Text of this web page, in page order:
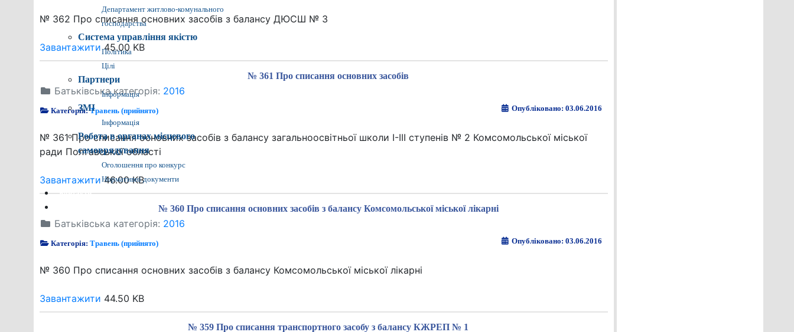
Департамент житлово-комунального
господарства
Система управління якістю
Політика
Цілі
Партнери
Інформація
ЗМІ
Інформація
Робота в органах місцевого
самоврядування
Оголошення про конкурс
Нормативні документи
Контакти
№ 362 Про списання основних засобів з балансу ДЮСШ № 3
Завантажити45.00 KB
№ 361 Про списання основних засобів
Батьківська категорія: 2016
Категорія:Травень (прийнято) Опубліковано: 03.06.2016
№ 361 Про списання основних засобів з балансу загальноосвітньої школи І-ІІІ ступенів № 2 Комсомольської міської
ради Полтавської області
Завантажити46.00 KB
№ 360 Про списання основних засобів з балансу Комсомольської міської лікарні
Батьківська категорія: 2016
Категорія:Травень (прийнято) Опубліковано: 03.06.2016
№ 360 Про списання основних засобів з балансу Комсомольської міської лікарні
Завантажити 44.50 KB
№ 359 Про списання транспортного засобу з балансу КЖРЕП № 1